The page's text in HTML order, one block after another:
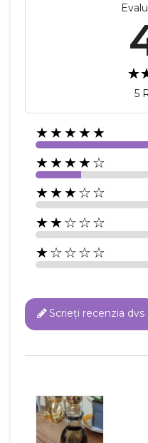
5
★★★★★
★★★★☆
★★★☆☆
★★☆☆☆
★☆☆☆☆
Scrieți recenzia dvs